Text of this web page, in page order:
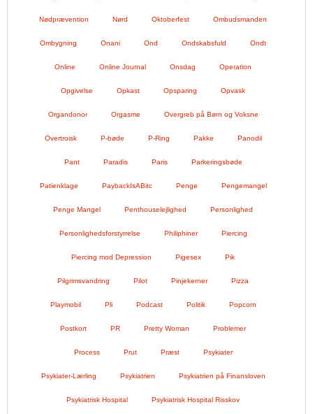
Nødprævention Nørd Oktoberfest Ombudsmanden
Ombygning Onani Ond Ondskabsfuld Ondt
Online Online Journal Onsdag Operation
Opgivelse Opkast Opsparing Opvask
Organdonor Orgasme Overgreb på Børn og Voksne
Overtroisk P-bøde P-Ring Pakke Panodil
Pant Paradis Paris Parkeringsbøde
Patienklage PaybackIsABitc Penge Pengemangel
Penge Mangel Penthouselejlighed Personlighed
Personlighedsforstyrrelse Philiphiner Piercing
Piercing mod Depression Pigesex Pik
Pilgrimsvandring Pilot Pinjekerner Pizza
Playmobil Pli Podcast Politik Popcorn
Postkort PR Pretty Woman Problemer
Process Prut Præst Psykiater
Psykiater-Lærling Psykiatrien Psykiatrien på Finansloven
Psykiatrisk Hospital Psykiatrisk Hospital Risskov